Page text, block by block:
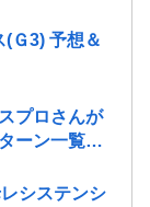
Ｇ3) 予想＆
プロさんが
ーン一覧を
システンシ